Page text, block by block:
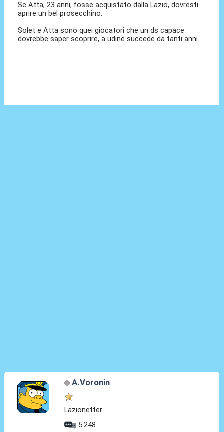
Se Atta, 23 anni, fosse acquistato dalla Lazio, dovresti
aprire un bel prosecchino.
Solet e Atta sono quei giocatori che un ds capace
dovrebbe saper scoprire, a udine succede da tanti anni.
A.Voronin
Lazionetter
5.248